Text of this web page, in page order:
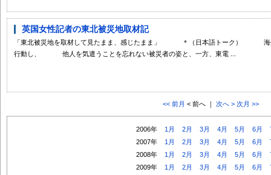
英国女性記者の東北被災地取材記
「東北被災地を取材して見たまま、感じたまま」 ＊（日本語トーク） 海外
行動し、 他人を気遣うことを忘れない被災者の姿と、一方、東電 ...
<< 前月 < 前へ ｜ 次へ > 次月 >>
2006年 1月 2月 3月 4月 5月 6月
2007年
1月 2月 3月 4月 5月 6月
2008年
1月 2月 3月 4月 5月 6月
2009年
1月 2月 3月 4月 5月 6月